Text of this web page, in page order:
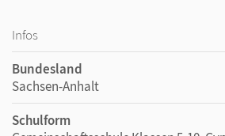
Infos
Bundesland
Sachsen-Anhalt
Schulform